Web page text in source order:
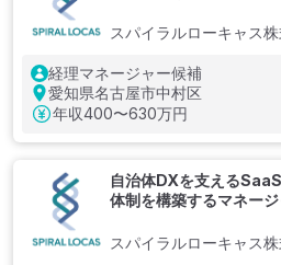
スパイラルローキャス
経理マネージャー候補
愛知県名古屋市中村区
年収400〜630万円
自治体DXを支える
体制を構築するマネー
スパイラルローキャス